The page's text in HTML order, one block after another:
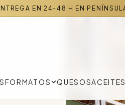
FORMATOS QUESOSACEITES
EN 24-48 H EN PENÍNSULA